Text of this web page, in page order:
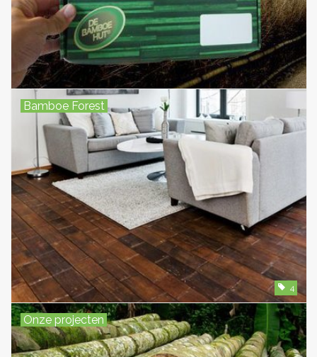
Bamboe Forest
4
Onze projecten